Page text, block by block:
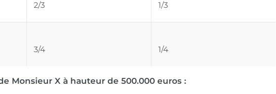
2/3 1/3
3/4 1/4
Monsieur X à hauteur de 500.000 euros :